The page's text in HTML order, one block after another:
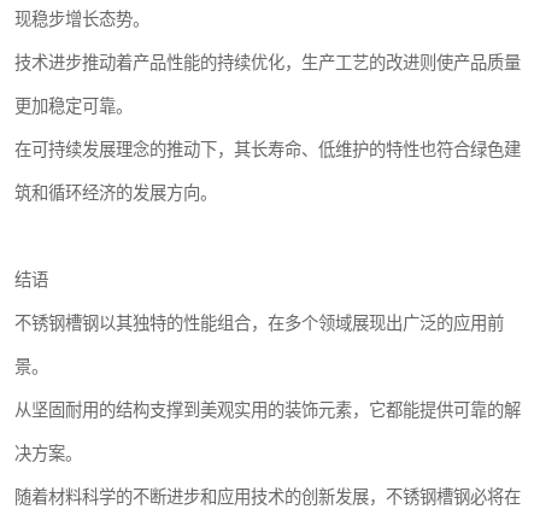
现稳步增长态势。
技术进步推动着产品性能的持续优化，生产工艺的改进则使产品质量
更加稳定可靠。
在可持续发展理念的推动下，其长寿命、低维护的特性也符合绿色建
筑和循环经济的发展方向。
结语
不锈钢槽钢以其独特的性能组合，在多个领域展现出广泛的应用前
景。
从坚固耐用的结构支撑到美观实用的装饰元素，它都能提供可靠的解
决方案。
随着材料科学的不断进步和应用技术的创新发展，不锈钢槽钢必将在